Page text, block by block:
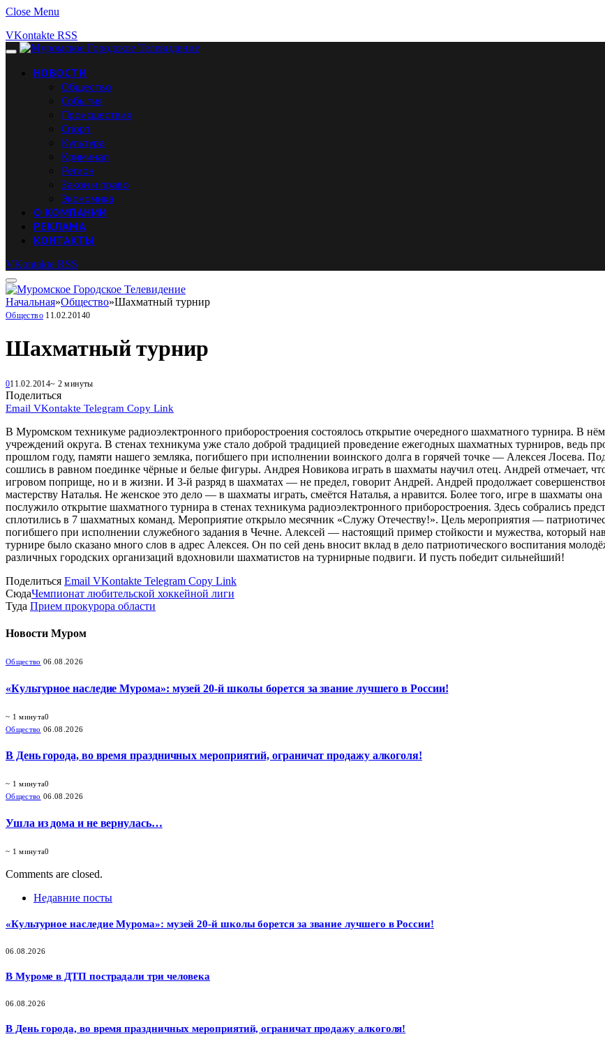
Close Menu
VKontakte RSS
НОВОСТИ
Общество
События
Происшествия
Спорт
Культура
Криминал
Регион
Закон и право
Экономика
О КОМПАНИИ
РЕКЛАМА
КОНТАКТЫ
VKontakte RSS
Начальная»Общество»Шахматный турнир
Общество 11.02.20140
Шахматный турнир
011.02.2014~ 2 минуты
Поделиться
Email VKontakte Telegram Copy Link
В Муромском техникуме радиоэлектронного приборостроения состоялось открытие очередного шахматного турнира. В
учреждений округа. В стенах техникума уже стало доброй традицией проведение ежегодных шахматных турниров, ведь
прошлом году, памяти нашего земляка, погибшего при исполнении воинского долга в горячей точке — Алексея Лосева.
сошлись в равном поединке чёрные и белые фигуры. Андрея Новикова играть в шахматы научил отец. Андрей отмечает,
игровом поприще, но и в жизни. И 3-й разряд в шахматах — не предел, говорит Андрей. Андрей продолжает
мастерству Наталья. Не женское это дело — в шахматы играть, смеётся Наталья, а нравится. Более того, игре в шахматы
послужило открытие шахматного турнира в стенах техникума радиоэлектронного приборостроения. Здесь собрались
сплотились в 7 шахматных команд. Мероприятие открыло месячник «Служу Отечеству!». Цель мероприятия —
погибшего при исполнении служебного задания в Чечне. Алексей — настоящий пример стойкости и мужества, который
турнире было сказано много слов в адрес Алексея. Он по сей день вносит вклад в дело патриотического воспитания
различных городских организаций вдохновили шахматистов на турнирные подвиги. И пусть победит сильнейший!
Поделиться Email VKontakte Telegram Copy Link
СюдаЧемпионат любительской хоккейной лиги
Туда Прием прокурора области
Новости Муром
Общество 06.08.2026
«Культурное наследие Мурома»: музей 20-й школы борется за звание лучшего в России!
~ 1 минута0
Общество 06.08.2026
В День города, во время праздничных мероприятий, ограничат продажу алкоголя!
~ 1 минута0
Общество 06.08.2026
Ушла из дома и не вернулась…
~ 1 минута0
Comments are closed.
Недавние посты
«Культурное наследие Мурома»: музей 20-й школы борется за звание лучшего в России!
06.08.2026
В Муроме в ДТП пострадали три человека
06.08.2026
В День города, во время праздничных мероприятий, ограничат продажу алкоголя!